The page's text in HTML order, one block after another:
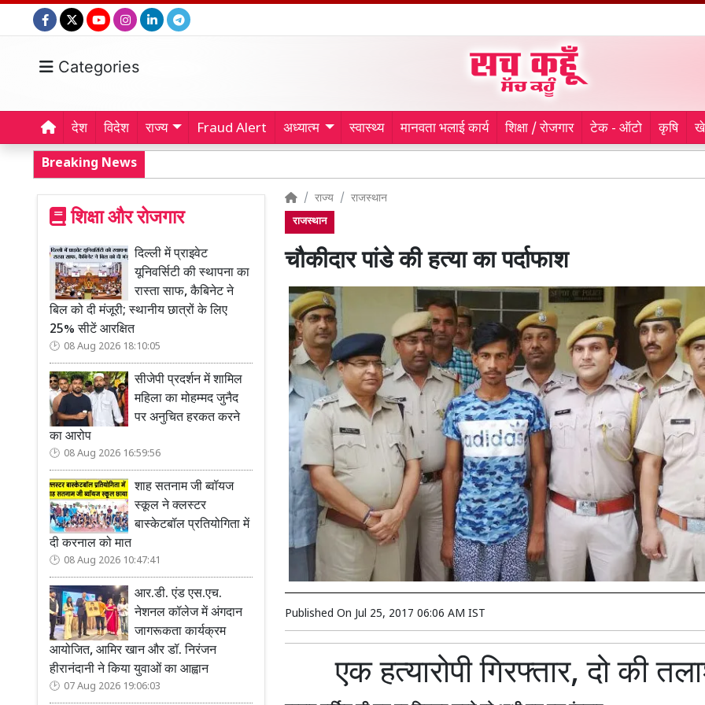
Categories
देश विदेश राज्य Fraud Alert अध्यात्म स्वास्थ्य मानवता भलाई कार्य शिक्षा / रोजगार टेक - ऑटो कृषि
Breaking News
शिक्षा और रोजगार
दिल्ली में प्राइवेट
यूनिवर्सिटी की स्थापना का
रास्ता साफ, कैबिनेट ने
बिल को दी मंजूरी; स्थानीय छात्रों के लिए
25% सीटें आरक्षित
08 Aug 2026 18:10:05
सीजेपी प्रदर्शन में शामिल
महिला का मोहम्मद जुनैद
पर अनुचित हरकत करने
का आरोप
08 Aug 2026 16:59:56
शाह सतनाम जी ब्वॉयज
स्कूल ने क्लस्टर
बास्केटबॉल प्रतियोगिता में
दी करनाल को मात
08 Aug 2026 10:47:41
आर.डी. एंड एस.एच.
नेशनल कॉलेज में अंगदान
जागरूकता कार्यक्रम
आयोजित, आमिर खान और डॉ. निरंजन
हीरानंदानी ने किया युवाओं का आह्वान
07 Aug 2026 19:06:03
राज्य राजस्थान
राजस्थान
चौकीदार पांडे की हत्या का पर्दाफाश
Published On Jul 25, 2017 06:06 AM IST
एक हत्यारोपी गिरफ्तार, दो की